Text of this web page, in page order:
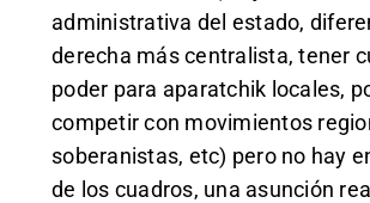
administrativa del estado,
derecha más centralista, tener
poder para aparatchik locales,
competir con movimientos
soberanistas, etc) pero no hay
de los cuadros, una asunción